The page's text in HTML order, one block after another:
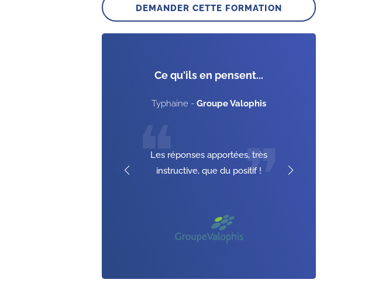
DEMANDER CETTE FORMATION
Ce qu'ils en pensent...
Typhaine -Groupe Valophis
❝
Les réponses apportées, très
instructive, que du positif !
❞